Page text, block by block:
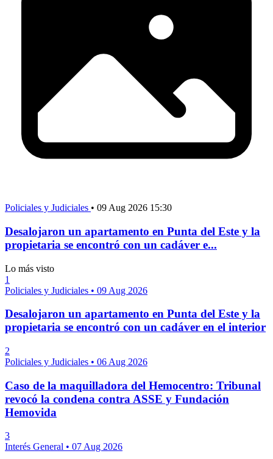
Policiales y Judiciales • 09 Aug 2026 15:30
Desalojaron un apartamento en Punta del Este y la
propietaria se encontró con un cadáver e...
Lo más visto
1
Policiales y Judiciales • 09 Aug 2026
Desalojaron un apartamento en Punta del Este y la
propietaria se encontró con un cadáver en el interior
2
Policiales y Judiciales • 06 Aug 2026
Caso de la maquilladora del Hemocentro: Tribunal
revocó la condena contra ASSE y Fundación
Hemovida
3
Interés General • 07 Aug 2026